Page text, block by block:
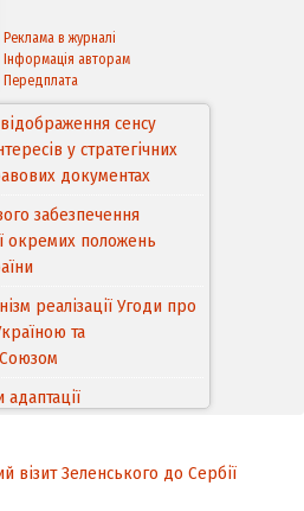
Реклама в журналі
Інформація авторам
Передплата
сенсу
у стратегічних
документах
забезпечення
окремих положень
реалізації Угоди про
та
відповідно до
аспекти прав
(TRIPS) у
візит Зеленського до Сербії